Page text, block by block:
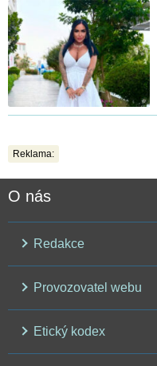
Reklama:
O nás
Redakce
Provozovatel webu
Etický kodex